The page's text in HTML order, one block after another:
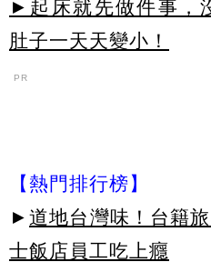
►起床就先做件事，
肚子一天天變小！
PR
【熱門排行榜】
► 道地台灣味！台籍
士飯店員工吃上癮